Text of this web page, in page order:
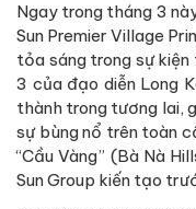
Ngay trong tháng 3
Sun Premier Village
tỏa sáng trong sự
3 của đạo diễn Long
thành trong tương lai,
sự bùng nổ trên toàn
“Cầu Vàng” (Bà Nà
Sun Group kiến tạo